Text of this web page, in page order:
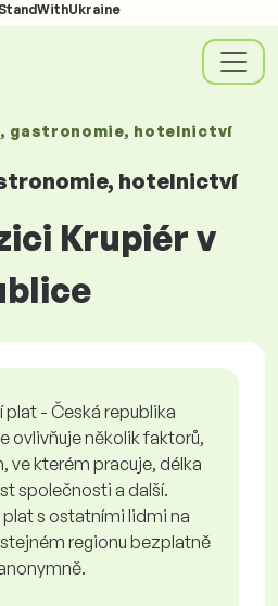
gastronomie, hotelnictví
hotelnictví
Krupiér v
plat - Česká republika
ovlivňuje několik faktorů,
ve kterém pracuje, délka
společnosti a další.
s ostatními lidmi na
regionu bezplatně